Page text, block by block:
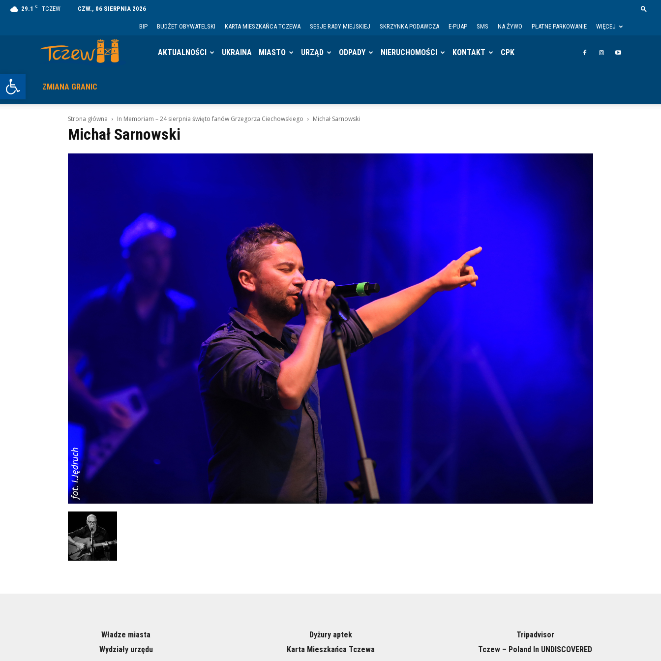
Otwórz pasek narzędzi
29.1 C TCZEW CZW., 06 SIERPNIA 2026
BIP BUDŻET OBYWATELSKI KARTA MIESZKAŃCA TCZEWA SESJE RADY MIEJSKIEJ SKRZYNKA PODAWCZA E-PUAP SMS NA ŻYWO PŁATNE PARKOWANIE WIĘCEJ
AKTUALNOŚCI UKRAINA MIASTO URZĄD ODPADY NIERUCHOMOŚCI KONTAKT CPK
ZMIANA GRANIC
Strona główna In Memoriam – 24 sierpnia święto fanów Grzegorza Ciechowskiego Michał Sarnowski
Michał Sarnowski
Władze miasta
Wydziały urzędu
Dyżury aptek
Karta Mieszkańca Tczewa
Tripadvisor
Tczew – Poland In UNDISCOVERED